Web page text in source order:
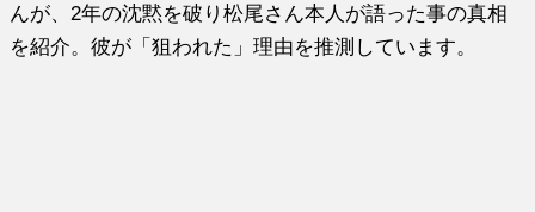
んが、2年の沈黙を破り松尾さん本人が語った事の真相
を紹介。彼が「狙われた」理由を推測しています。